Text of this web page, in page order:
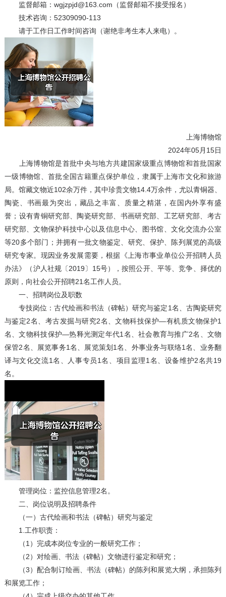
监督邮箱：wgjzpjd@163.com（监督邮箱不接受报名）
技术咨询：52309090-113
请于工作日工作时间咨询（谢绝非考生本人来电）。
上海博物馆
2024年05月15日
上海博物馆是首批中央与地方共建国家级重点博物馆和首批国家
一级博物馆、首批全国古籍重点保护单位，隶属于上海市文化和旅游
局。馆藏文物近102余万件，其中珍贵文物14.4万余件，尤以青铜器、
陶瓷、书画最为突出，藏品之丰富、质量之精湛，在国内外享有盛
誉；设有青铜研究部、陶瓷研究部、书画研究部、工艺研究部、考古
研究部、文物保护科技中心以及信息中心、图书馆、文化交流办公室
等20多个部门；并拥有一批文物鉴定、研究、保护、陈列展览的高级
研究专家。现因业务发展需要，根据《上海市事业单位公开招聘人员
办法》（沪人社规〔2019〕15号），按照公开、平等、竞争、择优的
原则，向社会公开招聘21名工作人员。
一、招聘岗位及职数
专技岗位：古代绘画和书法（碑帖）研究与鉴定1名、古陶瓷研究
与鉴定2名、考古发掘与研究2名、文物科技保护—有机质文物保护1
名、文物科技保护—热释光测定年代1名、社会教育与推广2名、文物
保管2名、展览事务1名、展览策划1名、外事业务与联络1名、业务翻
译与文化交流1名、人事专员1名、项目监理1名、设备维护2名共19
名。
管理岗位：监控信息管理2名。
二、岗位说明及招聘条件
（一）古代绘画和书法（碑帖）研究与鉴定
1.工作职责：
（1）完成本岗位专业的一般研究工作；
（2）对绘画、书法（碑帖）文物进行鉴定和研究；
（3）配合制订绘画、书法（碑帖）的陈列和展览大纲，承担陈列
和展览工作；